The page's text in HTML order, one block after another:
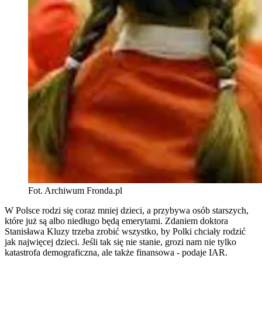
Fot. Archiwum Fronda.pl
W Polsce rodzi się coraz mniej dzieci, a przybywa osób starszych,
które już są albo niedługo będą emerytami. Zdaniem doktora
Stanisława Kluzy trzeba zrobić wszystko, by Polki chciały rodzić
jak najwięcej dzieci. Jeśli tak się nie stanie, grozi nam nie tylko
katastrofa demograficzna, ale także finansowa - podaje IAR.